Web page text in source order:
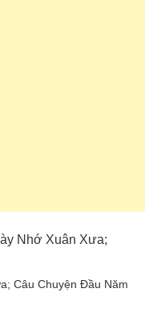
Nhớ Xuân Xưa;
Câu Chuyện Đầu Năm